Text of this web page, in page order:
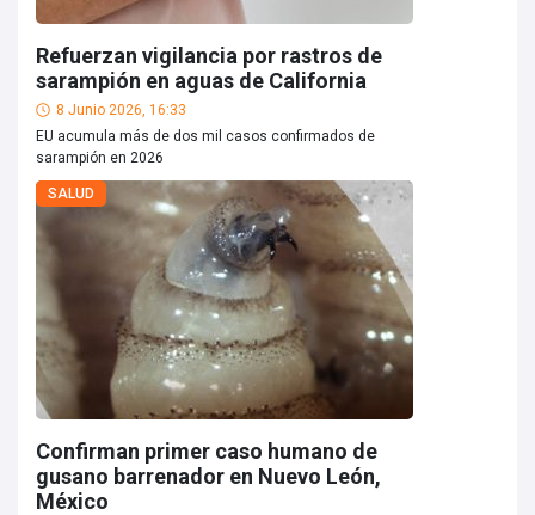
Refuerzan vigilancia por rastros de
sarampión en aguas de California
8 Junio 2026, 16:33
EU acumula más de dos mil casos confirmados de
sarampión en 2026
SALUD
Confirman primer caso humano de
gusano barrenador en Nuevo León,
México